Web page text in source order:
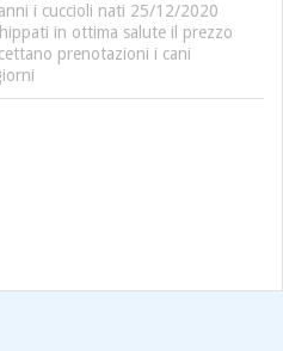
i cuccioli nati 25/12/2020
in ottima salute il prezzo
prenotazioni i cani